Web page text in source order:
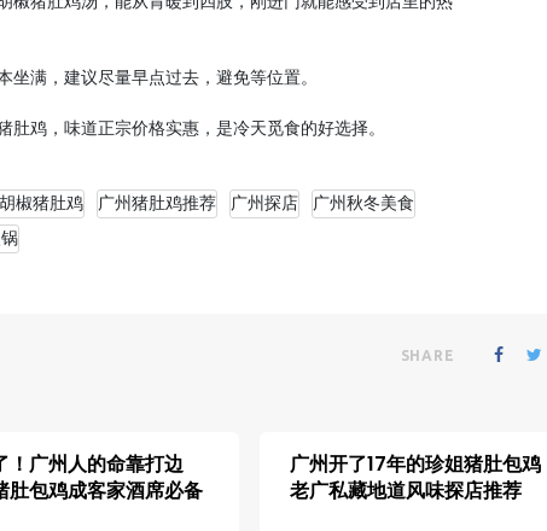
满，建议尽量早点过去，避免等位置。
鸡，味道正宗价格实惠，是冷天觅食的好选择。
胡椒猪肚鸡 广州猪肚鸡推荐 广州探店 广州秋冬美食
SHARE
！广州人的命靠打边
肚包鸡成客家酒席必备
广州开了17年的珍姐猪肚包鸡
老广私藏地道风味探店推荐